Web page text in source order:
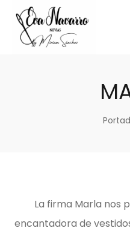
La firma Marla nos
encantadora de